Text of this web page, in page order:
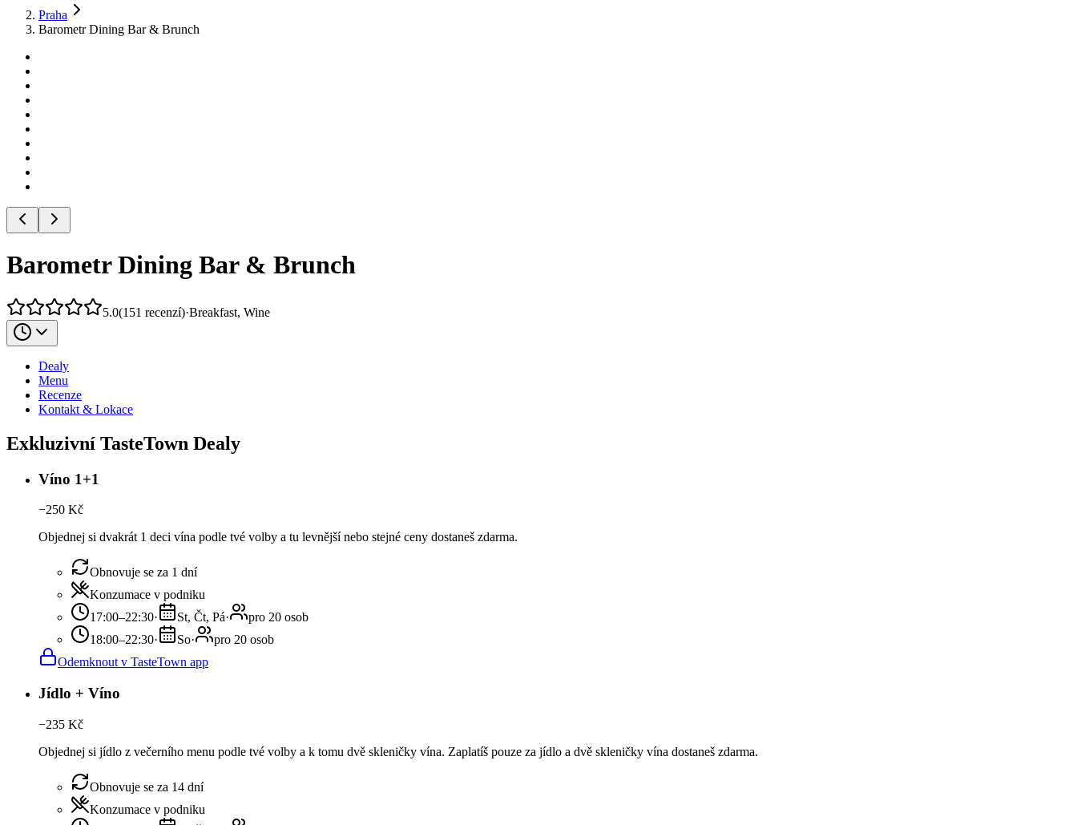
Praha
Barometr Dining Bar & Brunch
Barometr Dining Bar & Brunch
5.0(151 recenzí)·Breakfast, Wine
Dealy
Menu
Recenze
Kontakt & Lokace
Exkluzivní TasteTown Dealy
Víno 1+1
−250 Kč
Objednej si dvakrát 1 deci vína podle tvé volby a tu levnější nebo stejné ceny dostaneš zdarma.
Obnovuje se za 1 dní
Konzumace v podniku
17:00–22:30· St, Čt, Pá·
pro 20 osob
18:00–22:30· So·
pro 20 osob
Odemknout v TasteTown app
Jídlo + Víno
−235 Kč
Objednej si jídlo z večerního menu podle tvé volby a k tomu dvě skleničky vína. Zaplatíš pouze za jídlo a dvě skleničky vína dostaneš zdarma.
Obnovuje se za 14 dní
Konzumace v podniku